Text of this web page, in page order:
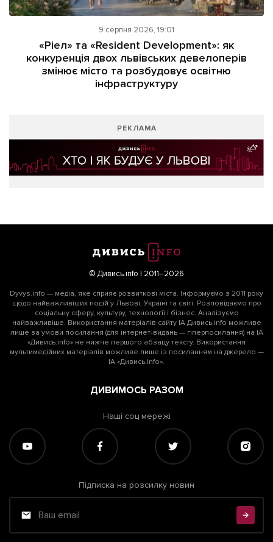
9 серпня 2026, 19:01
«Ріел» та «Resident Development»: як
конкуренція двох львівських девелоперів
змінює місто та розбудовує освітню
інфраструктуру
РЕКЛАМА
© Дивись.info | 2011–2026
Dyvys.info — медіа, яке сприяє розвиткові міста. Інформуємо з 2011 року
щодо найважливіших подій у Львові, Україні та світі. Розповідаємо про
соціальну сферу, культуру, технології і бізнес. Аналізуємо
найважливіше. Використання матеріалів сайту ІА Дивись.info можливе
лише за умови посилання (для інтернет-видань — гіперпосилання) на ІА
«Дивись.info» не нижче першого абзацу тексту. Використання
мультимедійних матеріалів можливе лише із посиланням на джерело —
ІА «Дивись.info».
ДИВИМОСЬ РАЗОМ
Наші соц мережі
Підписка на розсилку новин